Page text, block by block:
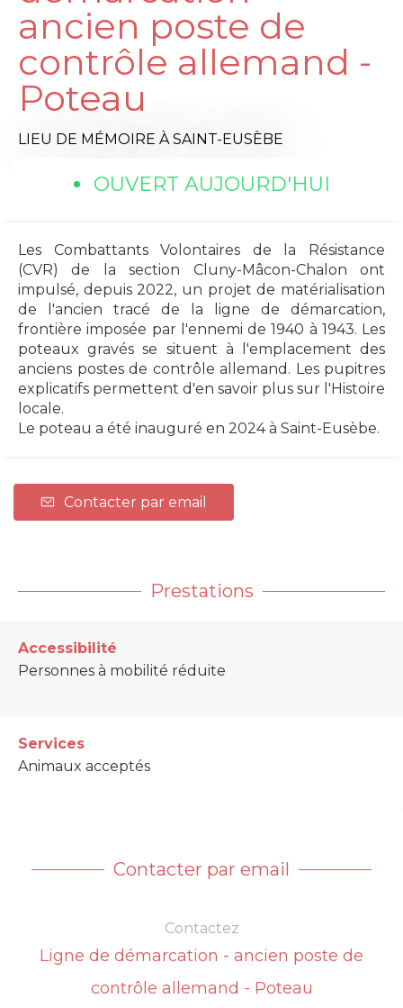
ancien poste de
contrôle allemand -
Poteau
LIEU DE MÉMOIRE À SAINT-EUSÈBE
OUVERT AUJOURD'HUI
Les Combattants Volontaires de la Résistance
(CVR) de la section Cluny-Mâcon-Chalon ont
impulsé, depuis 2022, un projet de matérialisation
de l'ancien tracé de la ligne de démarcation,
frontière imposée par l'ennemi de 1940 à 1943. Les
poteaux gravés se situent à l'emplacement des
anciens postes de contrôle allemand. Les pupitres
explicatifs permettent d'en savoir plus sur l'Histoire
locale.
Le poteau a été inauguré en 2024 à Saint-Eusèbe.
Contacter par email
Prestations
Accessibilité
Personnes à mobilité réduite
Services
Animaux acceptés
Contacter par email
Contactez
Ligne de démarcation - ancien poste de
contrôle allemand - Poteau